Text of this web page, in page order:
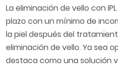
La eliminación de vello con
plazo con un mínimo de
la piel después del
eliminación de vello. Ya sea
destaca como una solución